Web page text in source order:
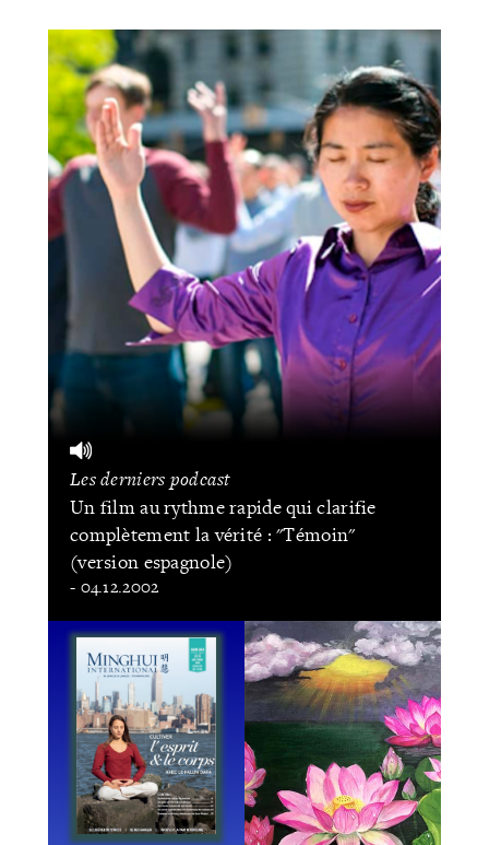
Les derniers podcast
Un film au rythme rapide qui clarifie
complètement la vérité : "Témoin"
(version espagnole)
- 04.12.2002